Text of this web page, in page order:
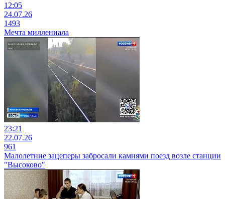
12:05
24.07.26
1493
Мечта миллениала
23:21
22.07.26
961
Малолетние зацеперы забросали камнями поезд возле станции
"Высоково"